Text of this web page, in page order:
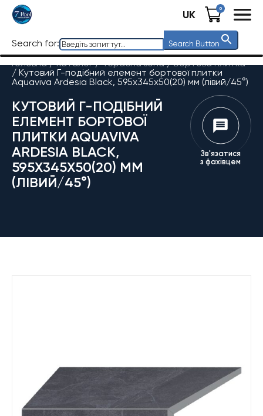
UK 0
Search for: Search Button
Головна / Каталог/Терасна зона/Бортова плитка
/ Кутовий Г-подібний елемент бортової плитки
Aquaviva Ardesia Black, 595x345x50(20) мм (лівий/45°)
КУТОВИЙ Г-ПОДІБНИЙ
ЕЛЕМЕНТ БОРТОВОЇ
ПЛИТКИ AQUAVIVA
ARDESIA BLACK,
595X345X50(20) ММ
(ЛІВИЙ/45°)
Зв'язатися
з фахівцем